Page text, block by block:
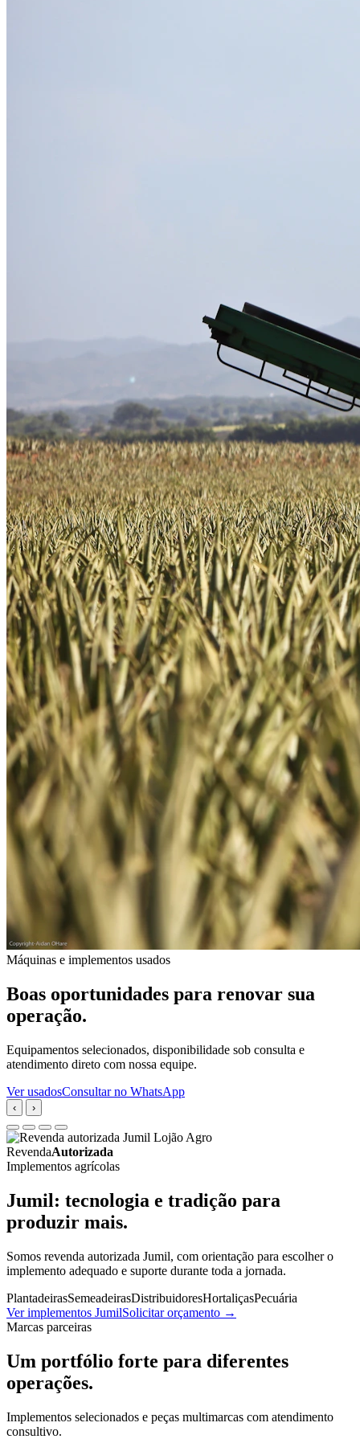
Máquinas e implementos usados
Boas oportunidades para renovar sua
operação.
Equipamentos selecionados, disponibilidade sob consulta e
atendimento direto com nossa equipe.
Ver usadosConsultar no WhatsApp
‹ ›
RevendaAutorizada
Implementos agrícolas
Jumil: tecnologia e tradição para
produzir mais.
Somos revenda autorizada Jumil, com orientação para escolher o
implemento adequado e suporte durante toda a jornada.
PlantadeirasSemeadeirasDistribuidoresHortaliçasPecuária
Ver implementos JumilSolicitar orçamento →
Marcas parceiras
Um portfólio forte para diferentes
operações.
Implementos selecionados e peças multimarcas com atendimento
consultivo.